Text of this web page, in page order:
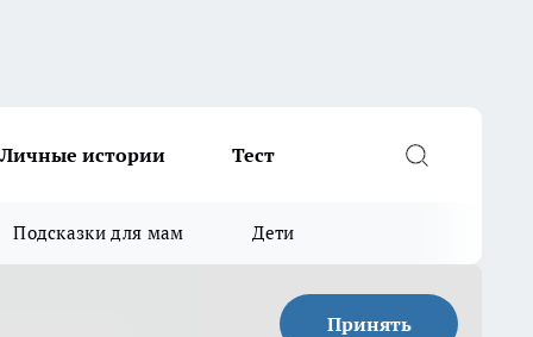
Личные истории Тест
Подсказки для мам Дети
Принять